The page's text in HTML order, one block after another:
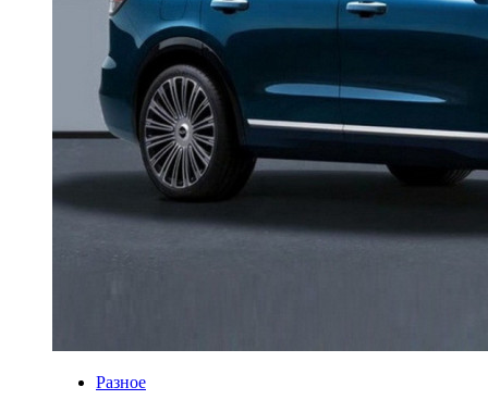
Разное